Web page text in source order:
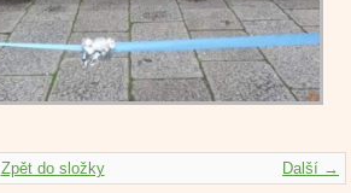
Další →
Zpět do složky